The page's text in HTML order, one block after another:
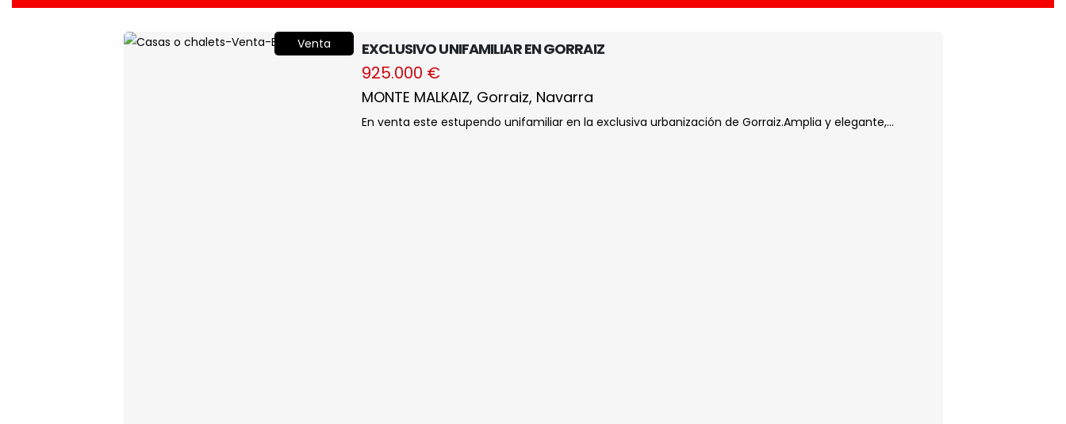
Venta EXCLUSIVO UNIFAMILIAR EN GORRAIZ
925.000 €
MONTE MALKAIZ, Gorraiz, Navarra
En venta este estupendo unifamiliar en la exclusiva urbanización de Gorraiz.Amplia y elegante,...